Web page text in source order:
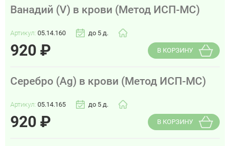
Ванадий (V) в крови (Метод ИСП-МС)
Артикул: 05.14.160 до 5 д.
920 ₽ В КОРЗИНУ
Серебро (Ag) в крови (Метод ИСП-МС)
Артикул: 05.14.165 до 5 д.
920 ₽ В КОРЗИНУ